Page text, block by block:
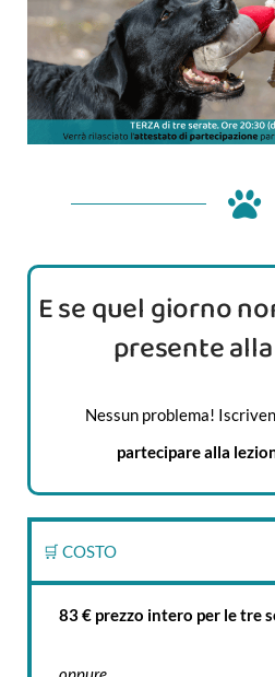
E se quel giorno
presente
Nessun problema!
partecipare alla
🛒 COSTO
83 € prezzo intero per le tre